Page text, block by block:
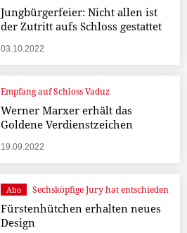
Jungbürgerfeier: Nicht allen ist
der Zutritt aufs Schloss gestattet
03.10.2022
Empfang auf Schloss Vaduz
Werner Marxer erhält das
Goldene Verdienstzeichen
19.09.2022
Abo Sechsköpfige Jury hat entschieden
Fürstenhütchen erhalten neues
Design